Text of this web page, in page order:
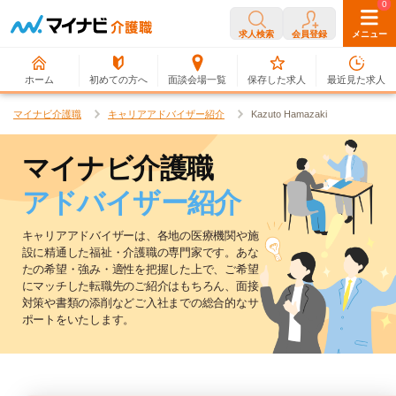
求人検索 会員登録 メニュー
ホーム 初めての方へ 面談会場一覧
0
保存した求人
0
最近見た求人
マイナビ介護職 キャリアアドバイザー紹介 Kazuto Hamazaki
マイナビ介護職
アドバイザー紹介
キャリアアドバイザーは、各地の医療機関や施
設に精通した福祉・介護職の専門家です。 あな
たの希望・強み・適性を把握した上で、ご希望
にマッチした転職先のご紹介はもちろん、 面接
対策や書類の添削などご入社までの総合的なサ
ポートをいたします。